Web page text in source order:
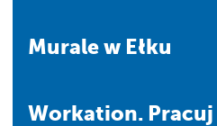
Murale w Ełku
Workation. Pracuj